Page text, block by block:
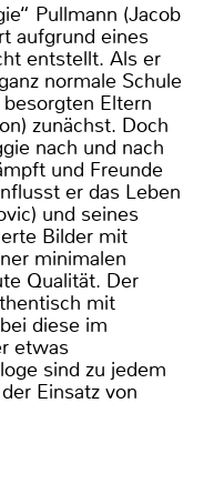
Pullmann (Jacob
aufgrund eines
entstellt. Als er
normale Schule
Eltern
zunächst. Doch
nach und nach
und Freunde
er das Leben
und seines
Bilder mit
minimalen
Qualität. Der
mit
diese im
etwas
sind zu jedem
Einsatz von